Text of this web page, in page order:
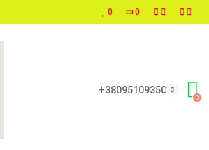
0
0
+380951093500
0